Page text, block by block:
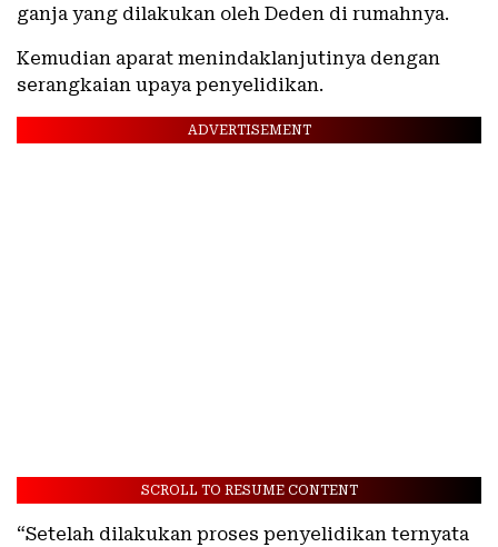
ganja yang dilakukan oleh Deden di rumahnya.
Kemudian aparat menindaklanjutinya dengan
serangkaian upaya penyelidikan.
ADVERTISEMENT
SCROLL TO RESUME CONTENT
“Setelah dilakukan proses penyelidikan ternyata